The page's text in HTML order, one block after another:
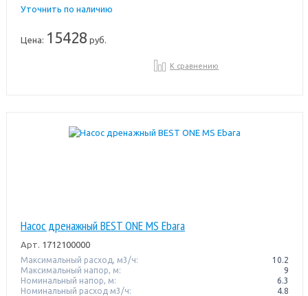
Уточнить по наличию
Цена: 15428 руб.
К сравнению
Насос дренажный BEST ONE MS Ebara
Арт. 1712100000
Максимальный расход, м3/ч:
10.2
Максимальный напор, м:
9
Номинальный напор, м:
6.3
Номинальный расход м3/ч:
4.8